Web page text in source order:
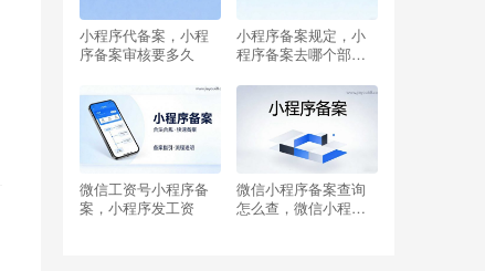
小程序代备案，小程
序备案审核要多久
小程序备案规定，小
程序备案去哪个部门
微信工资号小程序备
案，小程序发工资
微信小程序备案查询
怎么查，微信小程序